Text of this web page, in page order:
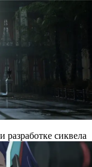
разработке сиквела